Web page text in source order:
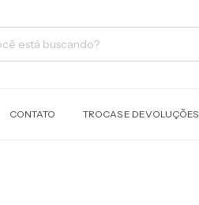
CONTATO TROCAS E DEVOLUÇÕES